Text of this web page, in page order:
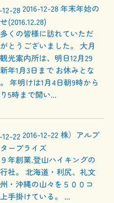
2016-12-28 年末年始の
(2016.12.28)
くの皆様に訪れていただ
とうございました。 大月
光案内所は、明日12月29
年1月3日まで お休みとな
年明けは1月4日朝9時から
5時まで開い...
2016-12-22 株）アルプ
ープライズ
年創業.登山ハイキングの
社。 北海道・利尻、礼文
・沖縄の山々を５００コ
手掛けている。 ...